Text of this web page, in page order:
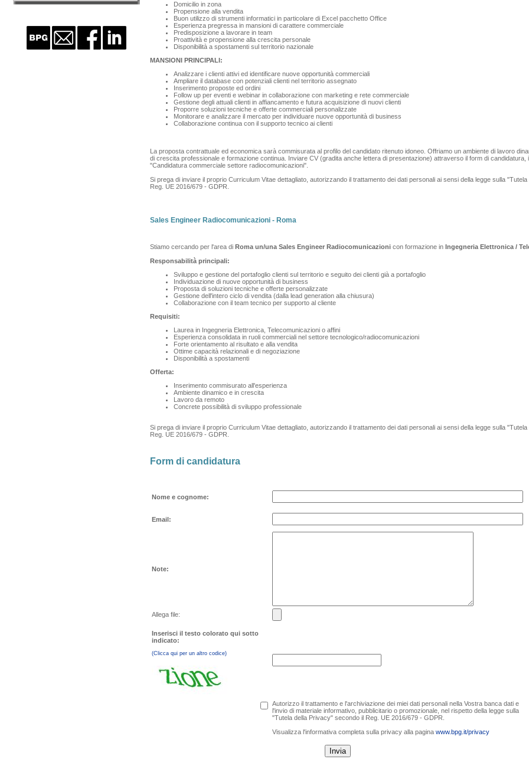
Domicilio in zona
Propensione alla vendita
Buon utilizzo di strumenti informatici in particolare di Excel pacchetto Office
Esperienza pregressa in mansioni di carattere commerciale
Predisposizione a lavorare in team
Proattività e propensione alla crescita personale
Disponibilità a spostamenti sul territorio nazionale
MANSIONI PRINCIPALI:
Analizzare i clienti attivi ed identificare nuove opportunità commerciali
Ampliare il database con potenziali clienti nel territorio assegnato
Inserimento proposte ed ordini
Follow up per eventi e webinar in collaborazione con marketing e rete commerciale
Gestione degli attuali clienti in affiancamento e futura acquisizione di nuovi clienti
Proporre soluzioni tecniche e offerte commerciali personalizzate
Monitorare e analizzare il mercato per individuare nuove opportunità di business
Collaborazione continua con il supporto tecnico ai clienti
La proposta contrattuale ed economica sarà commisurata al profilo del candidato ritenuto idoneo. Offriamo un ambiente di lavoro
di crescita professionale e formazione continua. Inviare CV (gradita anche lettera di presentazione) attraverso il form di candidatura,
"Candidatura commerciale settore radiocomunicazioni".
Si prega di inviare il proprio Curriculum Vitae dettagliato, autorizzando il trattamento dei dati personali ai sensi della legge sulla
Reg. UE 2016/679 - GDPR.
Sales Engineer Radiocomunicazioni - Roma
Stiamo cercando per l'area di Roma un/una Sales Engineer Radiocomunicazioni con formazione in Ingegneria Elettronica /
Responsabilità principali:
Sviluppo e gestione del portafoglio clienti sul territorio e seguito dei clienti già a portafoglio
Individuazione di nuove opportunità di business
Proposta di soluzioni tecniche e offerte personalizzate
Gestione dell'intero ciclo di vendita (dalla lead generation alla chiusura)
Collaborazione con il team tecnico per supporto al cliente
Requisiti:
Laurea in Ingegneria Elettronica, Telecomunicazioni o affini
Esperienza consolidata in ruoli commerciali nel settore tecnologico/radiocomunicazioni
Forte orientamento al risultato e alla vendita
Ottime capacità relazionali e di negoziazione
Disponibilità a spostamenti
Offerta:
Inserimento commisurato all'esperienza
Ambiente dinamico e in crescita
Lavoro da remoto
Concrete possibilità di sviluppo professionale
Si prega di inviare il proprio Curriculum Vitae dettagliato, autorizzando il trattamento dei dati personali ai sensi della legge sulla
Reg. UE 2016/679 - GDPR.
Form di candidatura
Nome e cognome:
Email:
Note:
Allega file:
Inserisci il testo colorato qui sotto
indicato:
(Clicca qui per un altro codice)
Autorizzo il trattamento e l'archiviazione dei miei dati personali nella Vostra banca dati e
l'invio di materiale informativo, pubblicitario o promozionale, nel rispetto della legge sulla
"Tutela della Privacy" secondo il Reg. UE 2016/679 - GDPR.
Visualizza l'informativa completa sulla privacy alla pagina www.bpg.it/privacy